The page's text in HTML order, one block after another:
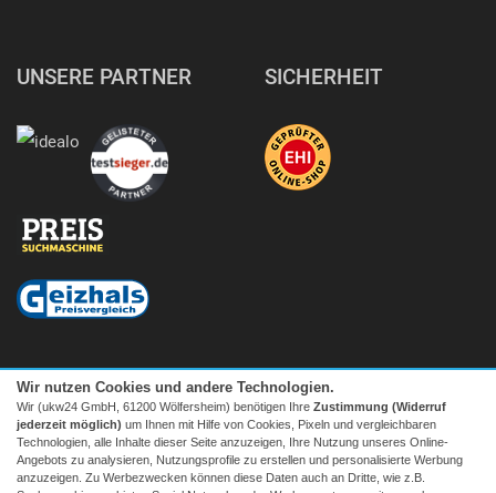
UNSERE PARTNER SICHERHEIT
Wir nutzen Cookies und andere Technologien.
Wir (ukw24 GmbH, 61200 Wölfersheim) benötigen Ihre Zustimmung (Widerruf
jederzeit möglich) um Ihnen mit Hilfe von Cookies, Pixeln und vergleichbaren
Technologien, alle Inhalte dieser Seite anzuzeigen, Ihre Nutzung unseres Online-
Angebots zu analysieren, Nutzungsprofile zu erstellen und personalisierte Werbung
anzuzeigen. Zu Werbezwecken können diese Daten auch an Dritte, wie z.B.